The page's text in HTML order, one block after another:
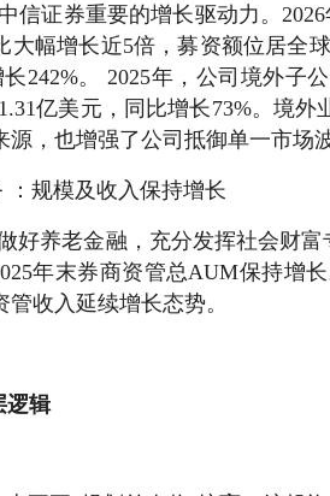
信证券重要的增长驱动力。
大幅增长近5倍，募资额位居全
242%。 2025年，公司境外子
亿美元，同比增长73%。境
源，也增强了公司抵御单一市场
：规模及收入保持增长
好养老金融，充分发挥社会财
年末券商资管总AUM保持增
管收入延续增长态势。
逻辑